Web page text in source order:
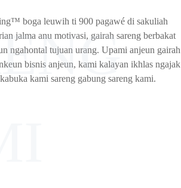
boga leuwih ti 900 pagawé di sakuliah
jalma anu motivasi, gairah sareng berbakat
ngahontal tujuan urang. Upami anjeun gairah
bisnis anjeun, kami kalayan ikhlas ngajak
kami sareng gabung sareng kami.